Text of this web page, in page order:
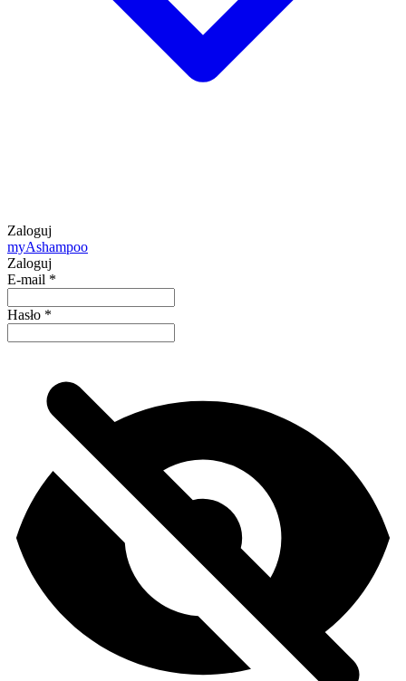
Zaloguj
myAshampoo
Zaloguj
E-mail *
Hasło *